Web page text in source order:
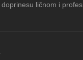
doprinesu ličnom i
.